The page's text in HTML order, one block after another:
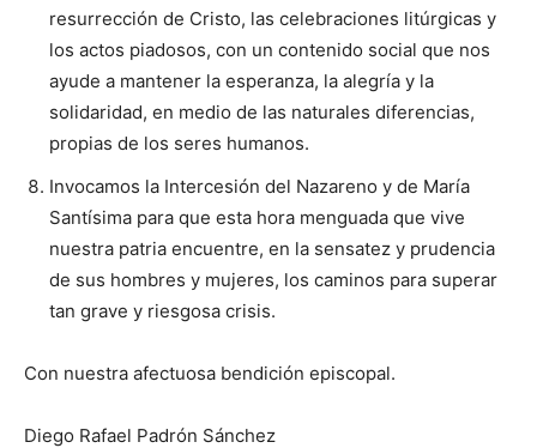
resurrección de Cristo, las celebraciones litúrgicas y
los actos piadosos, con un contenido social que nos
ayude a mantener la esperanza, la alegría y la
solidaridad, en medio de las naturales diferencias,
propias de los seres humanos.
Invocamos la Intercesión del Nazareno y de María
Santísima para que esta hora menguada que vive
nuestra patria encuentre, en la sensatez y prudencia
de sus hombres y mujeres, los caminos para superar
tan grave y riesgosa crisis.
Con nuestra afectuosa bendición episcopal.
Diego Rafael Padrón Sánchez